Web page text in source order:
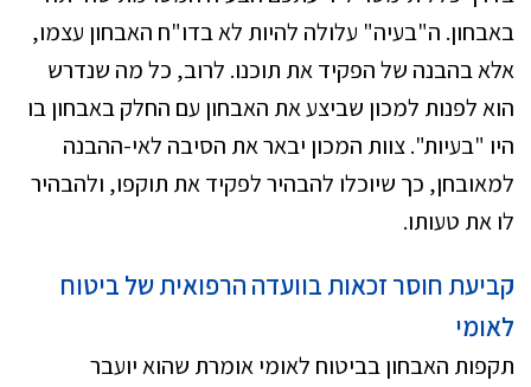
באבחון. ה"בעיה" עלולה להיות לא בדו"ח האבחון עצמו,
אלא בהבנה של הפקיד את תוכנו. לרוב, כל מה שנדרש
הוא לפנות למכון שביצע את האבחון עם החלק באבחון בו
היו "בעיות". צוות המכון יבאר את הסיבה לאי-ההבנה
למאובחן, כך שיוכלו להבהיר לפקיד את תוקפו, ולהבהיר
לו את טעותו.
קביעת חוסר זכאות בוועדה הרפואית של ביטוח
לאומי
תקפות האבחון בביטוח לאומי אומרת שהוא יועבר